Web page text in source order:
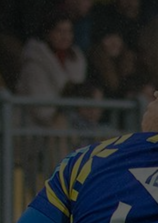
TicketoneCome Raggiungerci
Alloggiare A Parma